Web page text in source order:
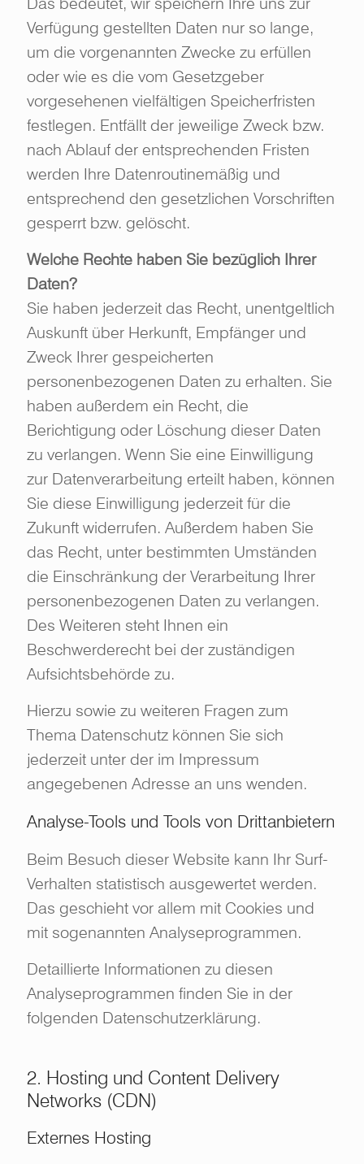
Verfügung gestellten Daten nur so lange,
um die vorgenannten Zwecke zu erfüllen
oder wie es die vom Gesetzgeber
vorgesehenen vielfältigen Speicherfristen
festlegen. Entfällt der jeweilige Zweck bzw.
nach Ablauf der entsprechenden Fristen
werden Ihre Datenroutinemäßig und
entsprechend den gesetzlichen Vorschriften
gesperrt bzw. gelöscht.
Welche Rechte haben Sie bezüglich Ihrer
Daten?
Sie haben jederzeit das Recht, unentgeltlich
Auskunft über Herkunft, Empfänger und
Zweck Ihrer gespeicherten
personenbezogenen Daten zu erhalten. Sie
haben außerdem ein Recht, die
Berichtigung oder Löschung dieser Daten
zu verlangen. Wenn Sie eine Einwilligung
zur Datenverarbeitung erteilt haben, können
Sie diese Einwilligung jederzeit für die
Zukunft widerrufen. Außerdem haben Sie
das Recht, unter bestimmten Umständen
die Einschränkung der Verarbeitung Ihrer
personenbezogenen Daten zu verlangen.
Des Weiteren steht Ihnen ein
Beschwerderecht bei der zuständigen
Aufsichtsbehörde zu.
Hierzu sowie zu weiteren Fragen zum
Thema Datenschutz können Sie sich
jederzeit unter der im Impressum
angegebenen Adresse an uns wenden.
Analyse-Tools und Tools von Drittanbietern
Beim Besuch dieser Website kann Ihr Surf-
Verhalten statistisch ausgewertet werden.
Das geschieht vor allem mit Cookies und
mit sogenannten Analyseprogrammen.
Detaillierte Informationen zu diesen
Analyseprogrammen finden Sie in der
folgenden Datenschutzerklärung.
2. Hosting und Content Delivery
Networks (CDN)
Externes Hosting